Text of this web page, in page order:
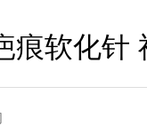
痕软化针